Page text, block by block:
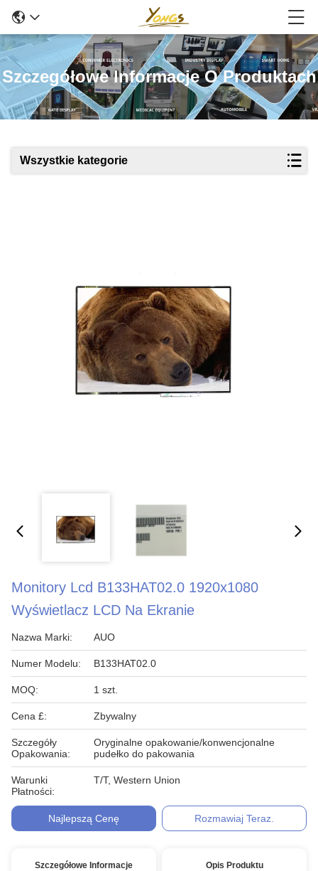
Szczegółowe Informacje O Produktach
Wszystkie kategorie
Monitory Lcd B133HAT02.0 1920x1080
Wyświetlacz LCD Na Ekranie
Nazwa Marki: AUO
Numer Modelu: B133HAT02.0
MOQ: 1 szt.
Cena £: Zbywalny
Szczegóły
Opakowania:
Oryginalne opakowanie/konwencjonalne
pudełko do pakowania
Warunki
Płatności:
T/T, Western Union
Najlepszą Cenę Rozmawiaj Teraz.
Szczegółowe Informacje Opis Produktu